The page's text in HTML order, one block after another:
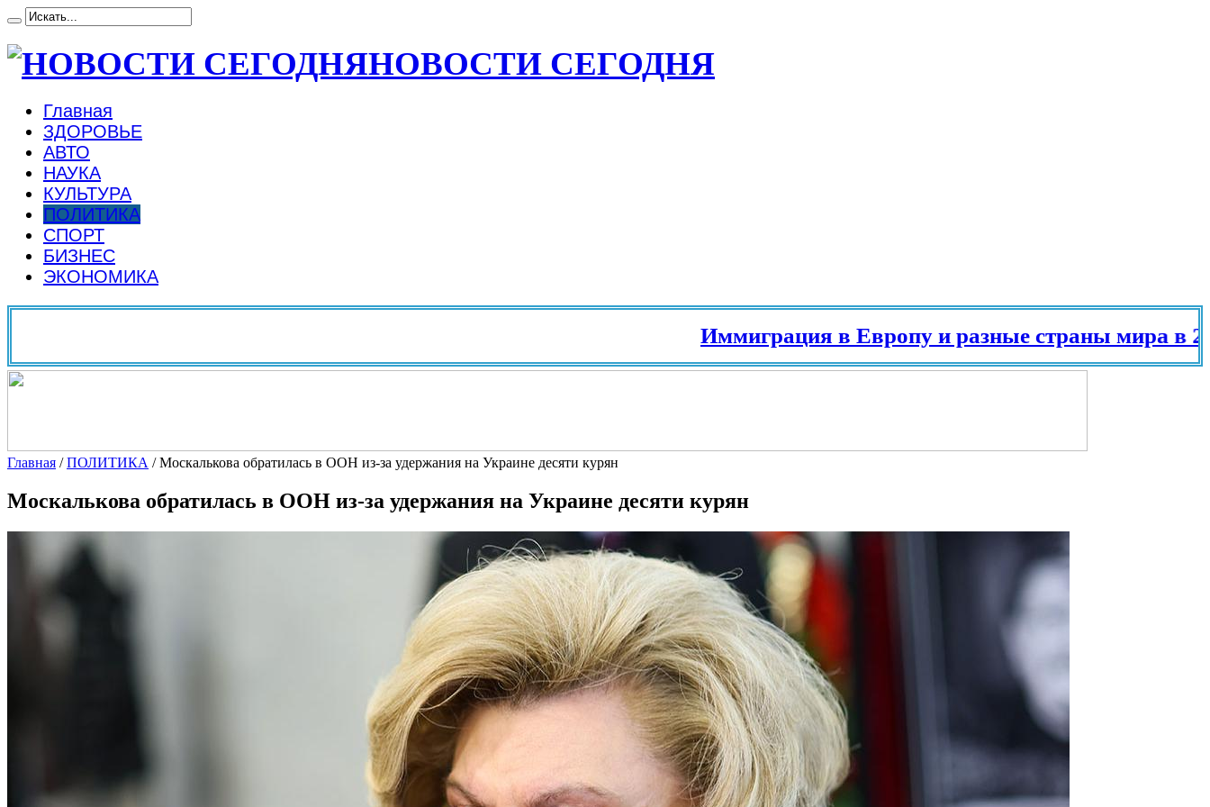
НОВОСТИ СЕГОДНЯ
Главная
ЗДОРОВЬЕ
АВТО
НАУКА
КУЛЬТУРА
ПОЛИТИКА
СПОРТ
БИЗНЕС
ЭКОНОМИКА
Иммиграция в Европу и разные страны мира в 2025
Главная /ПОЛИТИКА /Москалькова обратилась в ООН из-за удержания на Украине десяти курян
Москалькова обратилась в ООН из-за удержания на Украине десяти курян